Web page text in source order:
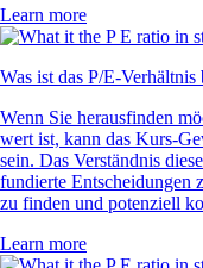
Learn more
Was ist das P/E-
Wenn Sie herausfinden
wert ist, kann das Kurs-
sein. Das Verständnis
fundierte Entscheidungen
zu finden und potenziell
Learn more